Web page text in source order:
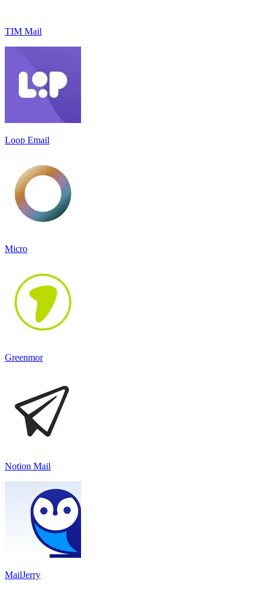
TIM Mail
Loop Email
Micro
Greenmor
Notion Mail
MailJerry